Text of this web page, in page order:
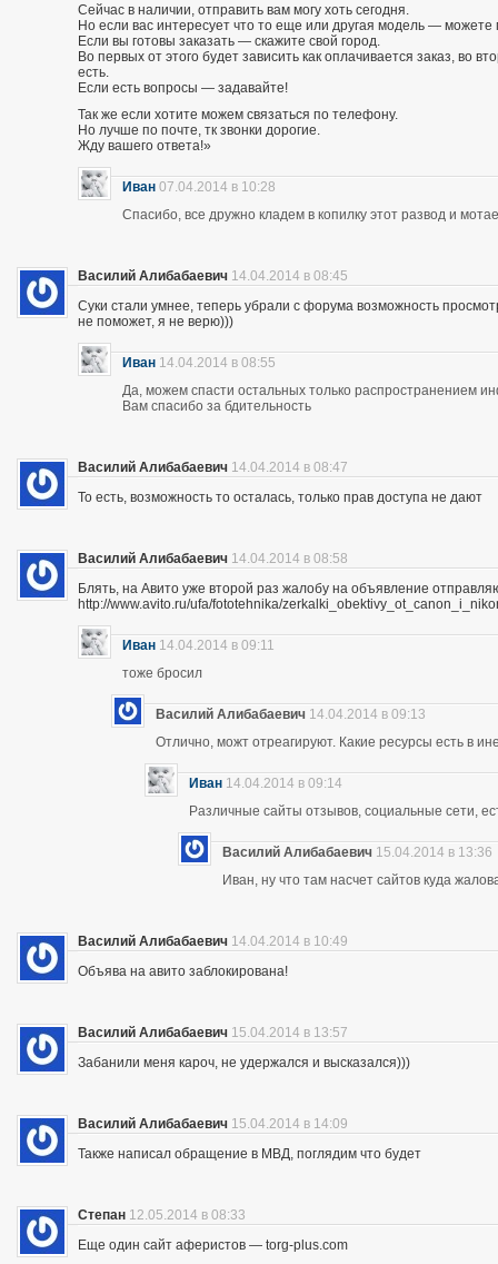
Сейчас в наличии, отправить вам могу хоть сегодня.
Но если вас интересует что то еще или другая модель —
Если вы готовы заказать — скажите свой город.
Во первых от этого будет зависить как оплачивается заказ, во
есть.
Если есть вопросы — задавайте!
Так же если хотите можем связаться по телефону.
Но лучше по почте, тк звонки дорогие.
Жду вашего ответа!»
Иван 07.04.2014 в 10:28
Спасибо, все дружно кладем в копилку этот развод и
Василий Алибабаевич 14.04.2014 в 08:45
Суки стали умнее, теперь убрали с форума возможность
не поможет, я не верю)))
Иван 14.04.2014 в 08:55
Да, можем спасти остальных только распространением
Вам спасибо за бдительность
Василий Алибабаевич 14.04.2014 в 08:47
То есть, возможность то осталась, только прав доступа не дают
Василий Алибабаевич 14.04.2014 в 08:58
Блять, на Авито уже второй раз жалобу на объявление
http://www.avito.ru/ufa/fototehnika/
Иван 14.04.2014 в 09:11
тоже бросил
Василий Алибабаевич 14.04.2014 в 09:13
Отлично, можт отреагируют. Какие ресурсы есть в
Иван 14.04.2014 в 09:14
Различные сайты отзывов, социальные сети,
Василий Алибабаевич 15.04.2014 в 13:36
Иван, ну что там насчет сайтов куда
Василий Алибабаевич 14.04.2014 в 10:49
Объява на авито заблокирована!
Василий Алибабаевич 15.04.2014 в 13:57
Забанили меня кароч, не удержался и высказался)))
Василий Алибабаевич 15.04.2014 в 14:09
Также написал обращение в МВД, поглядим что будет
Степан 12.05.2014 в 08:33
Еще один сайт аферистов — torg-plus.com